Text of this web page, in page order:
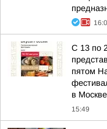
С 13 по
пятом
в
15:49